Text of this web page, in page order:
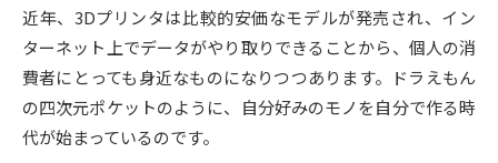
受験準備 資料検索
志望校・出願校を調べる
近年、3Dプリンタは比較的安価なモデルが発売され、イン
ターネット上でデータがやり取りできることから、個人の消
費者にとっても身近なものになりつつあります。ドラえもん
の四次元ポケットのように、自分好みのモノを自分で作る時
代が始まっているのです。